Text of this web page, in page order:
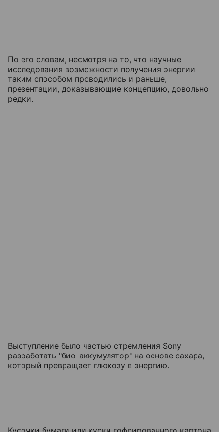
По его словам, несмотря на то, что научные
исследования возможности получения энергии
таким способом проводились и раньше,
презентации, доказывающие концепцию, довольно
редки.
Выступление было частью стремления Sony
разработать "био-аккумулятор" на основе сахара,
который превращает глюкозу в энергию.
Кусочки бумаги или куски гофрированного картона